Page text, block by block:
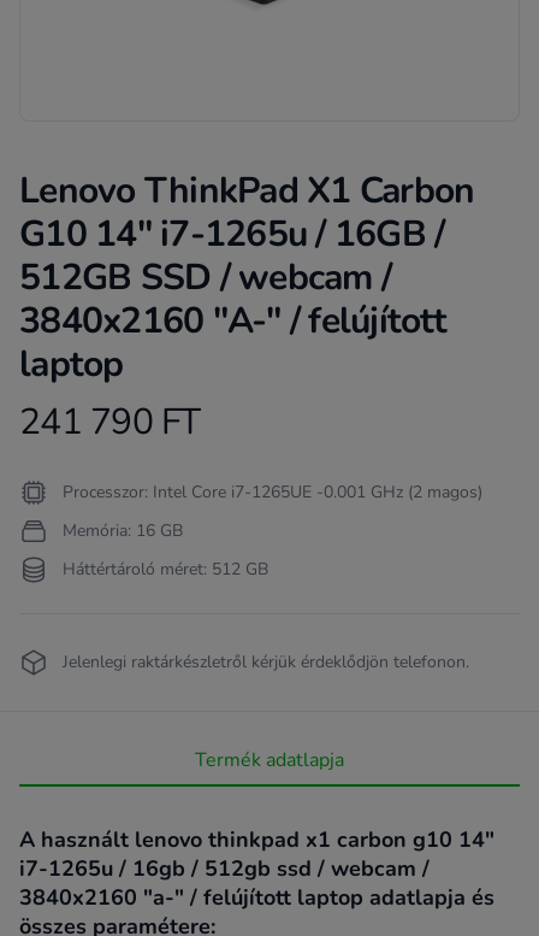
Lenovo ThinkPad X1 Carbon
G10 14" i7-1265u / 16GB /
512GB SSD / webcam /
3840x2160 "A-" / felújított
laptop
Product information
241 790 FT
Termékleírás
Processzor: Intel Core i7-1265UE -0.001 GHz (2 magos)
Memória: 16 GB
Háttértároló méret: 512 GB
Jelenlegi raktárkészletről kérjük érdeklődjön telefonon.
Termék adatlapja
A használt lenovo thinkpad x1 carbon g10 14"
i7-1265u / 16gb / 512gb ssd / webcam /
3840x2160 "a-" / felújított laptop adatlapja és
összes paramétere: